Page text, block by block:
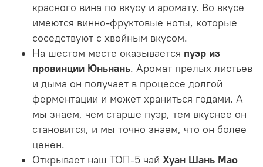
красного вина по вкусу и аромату. Во вкусе
имеются винно-фруктовые ноты, которые
соседствуют с хвойным вкусом.
На шестом месте оказывается пуэр из
провинции Юньнань. Аромат прелых листьев
и дыма он получает в процессе долгой
ферментации и может храниться годами. А
мы знаем, чем старше пуэр, тем вкуснее он
становится, и мы точно знаем, что он более
ценен.
Открывает наш ТОП-5 чай Хуан Шань Мао